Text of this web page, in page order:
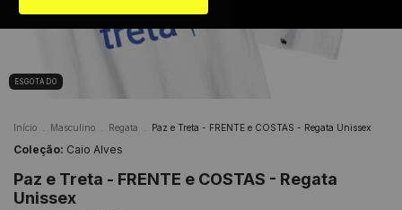
ESGOTADO
Início Masculino Regata Paz e Treta - FRENTE e COSTAS - Regata Unissex
Coleção: Caio Alves
Paz e Treta - FRENTE e COSTAS - Regata
Unissex